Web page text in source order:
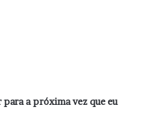
para a próxima vez que eu